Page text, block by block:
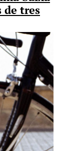
de tres